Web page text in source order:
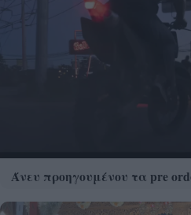
Άνευ προηγουμένου τα pre